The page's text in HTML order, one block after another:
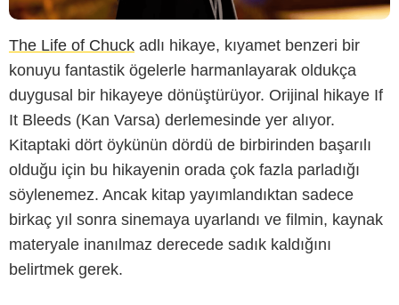
The Life of Chuck adlı hikaye, kıyamet benzeri bir
konuyu fantastik ögelerle harmanlayarak oldukça
duygusal bir hikayeye dönüştürüyor. Orijinal hikaye If
It Bleeds (Kan Varsa) derlemesinde yer alıyor.
Kitaptaki dört öykünün dördü de birbirinden başarılı
olduğu için bu hikayenin orada çok fazla parladığı
söylenemez. Ancak kitap yayımlandıktan sadece
birkaç yıl sonra sinemaya uyarlandı ve filmin, kaynak
materyale inanılmaz derecede sadık kaldığını
belirtmek gerek.